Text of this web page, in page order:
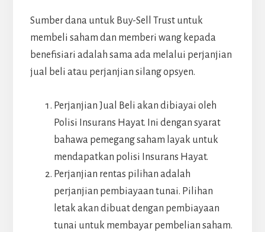
Sumber dana untuk Buy-Sell Trust untuk
membeli saham dan memberi wang kepada
benefisiari adalah sama ada melalui perjanjian
jual beli atau perjanjian silang opsyen.
Perjanjian Jual Beli akan dibiayai oleh
Polisi Insurans Hayat. Ini dengan syarat
bahawa pemegang saham layak untuk
mendapatkan polisi Insurans Hayat.
Perjanjian rentas pilihan adalah
perjanjian pembiayaan tunai. Pilihan
letak akan dibuat dengan pembiayaan
tunai untuk membayar pembelian saham.